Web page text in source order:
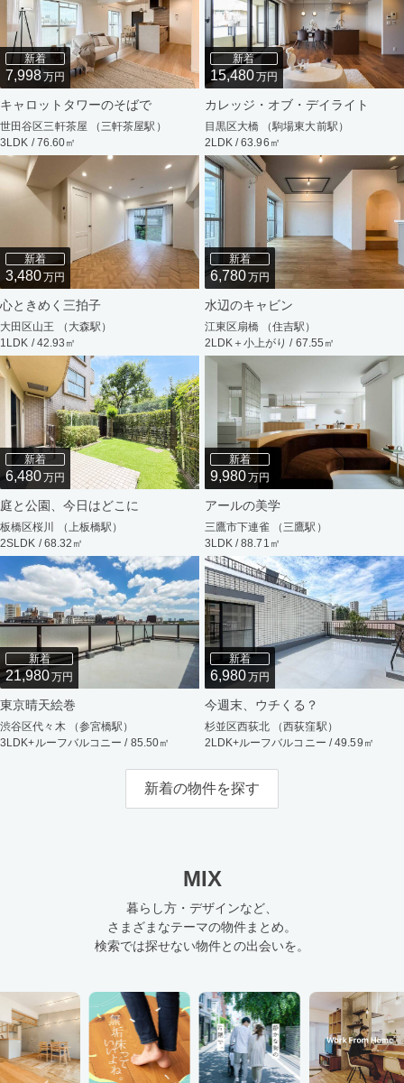
新着
7,998万円
キャロットタワーのそばで
世田谷区三軒茶屋 （三軒茶屋駅）
3LDK / 76.60㎡
新着
15,480万円
カレッジ・オブ・デイライト
目黒区大橋 （駒場東大前駅）
2LDK / 63.96㎡
新着
3,480万円
心ときめく三拍子
大田区山王 （大森駅）
1LDK / 42.93㎡
新着
6,780万円
水辺のキャビン
江東区扇橋 （住吉駅）
2LDK＋小上がり / 67.55㎡
新着
6,480万円
庭と公園、今日はどこに
板橋区桜川 （上板橋駅）
2SLDK / 68.32㎡
新着
9,980万円
アールの美学
三鷹市下連雀 （三鷹駅）
3LDK / 88.71㎡
新着
21,980万円
東京晴天絵巻
渋谷区代々木 （参宮橋駅）
3LDK+ルーフバルコニー / 85.50㎡
新着
6,980万円
今週末、ウチくる？
杉並区西荻北 （西荻窪駅）
2LDK+ルーフバルコニー / 49.59㎡
新着の物件を探す
MIX
暮らし方・デザインなど、
さまざまなテーマの物件まとめ。
検索では探せない物件との出会いを。